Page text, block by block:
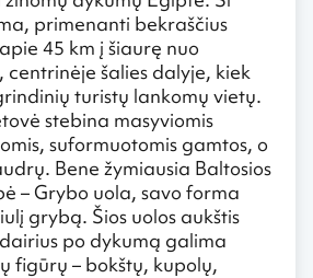
primenanti bekraščius
45 km į šiaurę nuo
centrinėje šalies dalyje, kiek
turistų lankomų vietų.
stebina masyviomis
suformuotomis gamtos, o
Bene žymiausia Baltosios
– Grybo uola, savo forma
grybą. Šios uolos aukštis
po dykumą galima
figūrų – bokštų, kupolų,